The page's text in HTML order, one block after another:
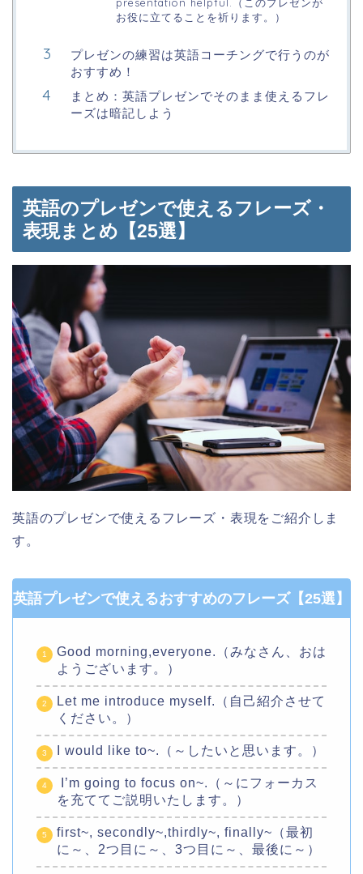
presentation helpful.（このプレゼンが
お役に立てることを祈ります。）
プレゼンの練習は英語コーチングで行うのが
おすすめ！
まとめ：英語プレゼンでそのまま使えるフレ
ーズは暗記しよう
英語のプレゼンで使えるフレーズ・
表現まとめ【25選】
英語のプレゼンで使えるフレーズ・表現をご紹介しま
す。
英語プレゼンで使えるおすすめのフレーズ【25選】
Good morning,everyone.（みなさん、おは
ようございます。）
Let me introduce myself.（自己紹介させて
ください。）
I would like to~.（～したいと思います。）
I’m going to focus on~.（～にフォーカス
を充ててご説明いたします。）
first~, secondly~,thirdly~, finally~（最初
に～、2つ目に～、3つ目に～、最後に～）